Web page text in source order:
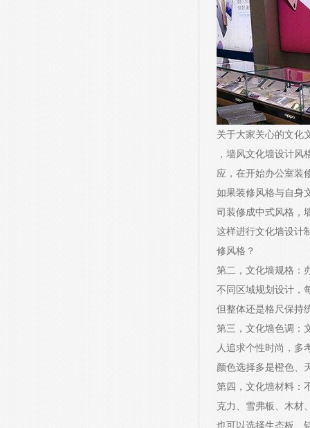
关于大家关心的文化
，墙风文化墙设计风
应，在开始办公室装
如果装修风格与自身
司装修成中式风格，
这样进行文化墙设计
修风格？
第二，文化墙规格：
不同区域规划设计，
但整体还是格尺保持
第三，文化墙色调：
人追求个性时尚，多
颜色选择多是橙色、
第四，文化墙材料：
克力、雪弗板、木材
也可以选择生态板、